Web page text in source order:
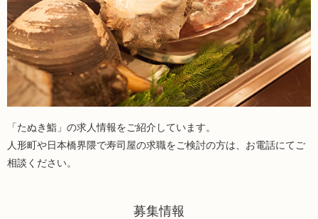
「たぬき鮨」の求人情報をご紹介しています。
人形町や日本橋界隈で寿司屋の求職をご検討の方は、お電話にてご
相談ください。
募集情報